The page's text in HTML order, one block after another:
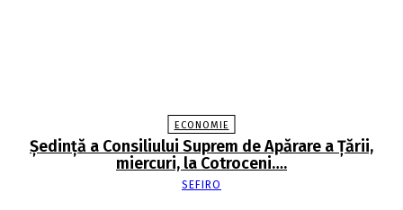
ECONOMIE
Şedinţă a Consiliului Suprem de Apărare a Ţării,
miercuri, la Cotroceni….
SEFIRO